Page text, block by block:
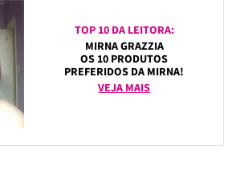
TOP 10 DA LEITORA:
MIRNA GRAZZIA
OS 10 PRODUTOS
PREFERIDOS DA MIRNA!
VEJA MAIS